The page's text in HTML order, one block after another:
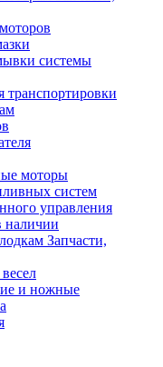
системы
транспортировки
моторы
систем
управления
наличии
Запчасти,
и ножные